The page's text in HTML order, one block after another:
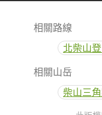
相關路線
北柴山
相關山岳
柴山三